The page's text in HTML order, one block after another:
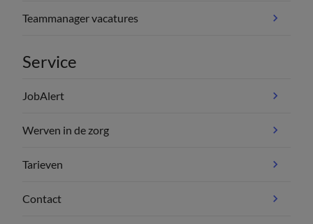
Teammanager vacatures
Service
JobAlert
Werven in de zorg
Tarieven
Contact